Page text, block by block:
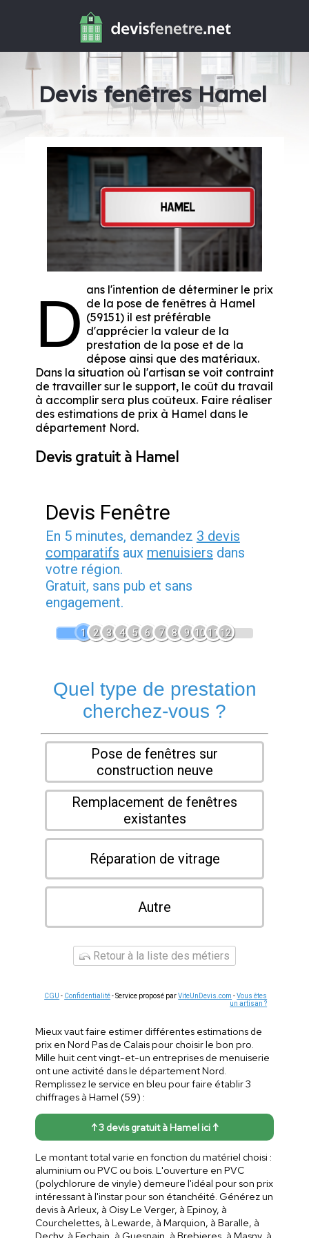
Devis fenêtres Hamel
D ans l'intention de déterminer le prix
de la pose de fenêtres à Hamel
(59151) il est préférable
d'apprécier la valeur de la
prestation de la pose et de la
dépose ainsi que des matériaux.
Dans la situation où l'artisan se voit contraint
de travailler sur le support, le coût du travail
à accomplir sera plus coûteux. Faire réaliser
des estimations de prix à Hamel dans le
département Nord.
Devis gratuit à Hamel
Devis Fenêtre
En 5 minutes, demandez 3 devis
comparatifs aux menuisiers dans
votre région.
Gratuit, sans pub et sans
engagement.
1 2 3 4 5 6 7 8 9 1011 12
Quel type de prestation
cherchez-vous ?
Pose de fenêtres sur
construction neuve
Remplacement de fenêtres
existantes
Réparation de vitrage
Autre
Retour à la liste des métiers
CGU - Confidentialité- Service proposé parViteUnDevis.com -Vous êtes
un artisan ?
Mieux vaut faire estimer différentes estimations de
prix en Nord Pas de Calais pour choisir le bon pro.
Mille huit cent vingt-et-un entreprises de menuiserie
ont une activité dans le département Nord.
Remplissez le service en bleu pour faire établir 3
chiffrages à Hamel (59) :
↑ 3 devis gratuit à Hamel ici ↑
Le montant total varie en fonction du matériel choisi :
aluminium ou PVC ou bois. L'ouverture en PVC
(polychlorure de vinyle) demeure l'idéal pour son prix
intéressant à l'instar pour son étanchéité. Générez un
devis à Arleux, à Oisy Le Verger, à Epinoy, à
Courchelettes, à Lewarde, à Marquion, à Baralle, à